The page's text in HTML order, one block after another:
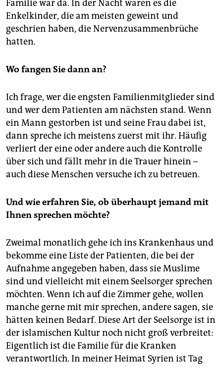
Familie war da. In der Nacht waren es die
Enkelkinder, die am meisten geweint und
geschrien haben, die Nervenzusammenbrüche
hatten.
Wo fangen Sie dann an?
Ich frage, wer die engsten Familienmitglieder sind
und wer dem Patienten am nächsten stand. Wenn
ein Mann gestorben ist und seine Frau dabei ist,
dann spreche ich meistens zuerst mit ihr. Häufig
verliert der eine oder andere auch die Kon­trolle
über sich und fällt mehr in die Trauer hinein –
auch diese Menschen versuche ich zu betreuen.
Und wie erfahren Sie, ob überhaupt jemand mit
Ihnen sprechen möchte?
Zweimal monatlich gehe ich ins Krankenhaus und
bekomme eine Liste der Patienten, die bei der
Aufnahme angegeben haben, dass sie Muslime
sind und vielleicht mit einem Seelsorger sprechen
möchten. Wenn ich auf die Zimmer gehe, wollen
manche gerne mit mir sprechen, andere sagen, sie
hätten keinen Bedarf. Diese Art der Seelsorge ist in
der islamischen Kultur noch nicht groß verbreitet:
Eigentlich ist die Familie für die Kranken
verantwortlich. In meiner Heimat Syrien ist Tag